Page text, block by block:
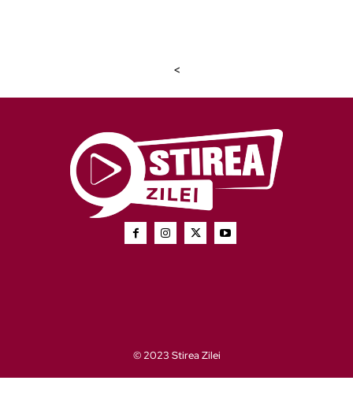
<
© 2023 Stirea Zilei